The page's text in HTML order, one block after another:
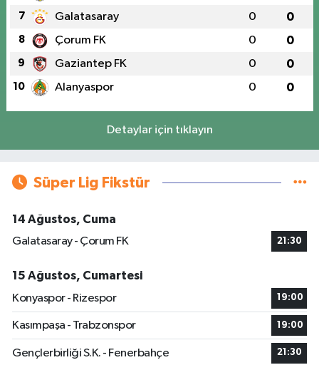
7 Galatasaray 0 0
8 Çorum FK 0 0
9 Gaziantep FK 0 0
10 Alanyaspor 0 0
Detaylar için tıklayın
Süper Lig Fikstür
14 Ağustos, Cuma
Galatasaray - Çorum FK
21:30
15 Ağustos, Cumartesi
Konyaspor - Rizespor
19:00
Kasımpaşa - Trabzonspor 19:00
Gençlerbirliği S.K. - Fenerbahçe 21:30